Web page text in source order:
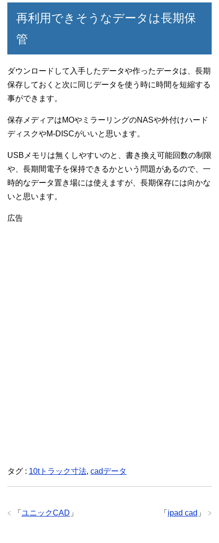
再利用できそうなデータは長期保
管
ダウンロードして入手したデータや作ったデータは、長期
保存しておくと次に同じデータを使う時に時間を短縮する
事ができます。
保存メディアはMOやミラーリングのNASや外付けハード
ディスクやM-DISCがいいと思います。
USBメモリは無くしやすいのと、書き換え可能回数の制限
や、長期間電子を保持できるかという問題があるので、一
時的なデータ置き場には使えますが、長期保存には向かな
いと思います。
広告
タグ : 10tトラック寸法, cadデータ
「 ipad cad 」
「 ユニックCAD 」